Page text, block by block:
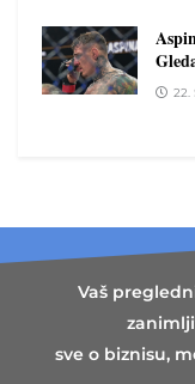
22.
Vaš
sve o biznisu,